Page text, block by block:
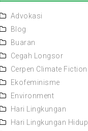
Advokasi
Blog
Buaran
Cegah Longsor
Cerpen Climate Fiction
Ekofeminisme
Environment
Hari Lingkungan
Hari Lingkungan Hidup